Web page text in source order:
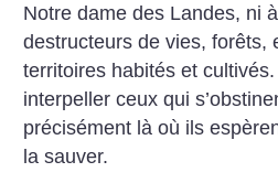
Notre dame des Landes, ni
destructeurs de vies, forêts,
territoires habités et
interpeller ceux qui
précisément là où ils
la sauver.